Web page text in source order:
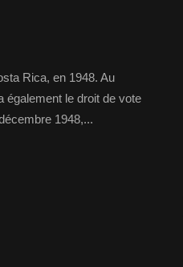
Rica, en 1948. Au
également le droit de vote
1948,...